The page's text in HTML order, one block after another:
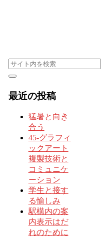
最近の投稿
猛暑と向き
合う
45-グラフィ
ックアート
複製技術と
コミュニケ
ーション
学生と接す
る愉しみ
駅構内の案
内表示はだ
れのために